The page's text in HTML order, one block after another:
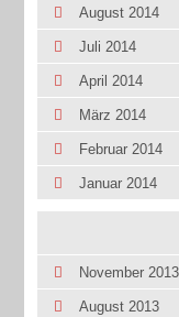
August 2014
Juli 2014
April 2014
März 2014
Februar 2014
Januar 2014
November 2013
August 2013